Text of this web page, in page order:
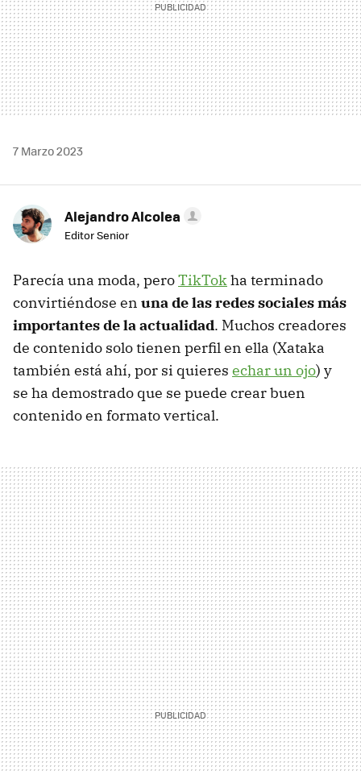
7 Marzo 2023
Alejandro Alcolea
Editor Senior
Parecía una moda, peroTikTokha terminado
convirtiéndose en una de las redes sociales más
importantes de la actualidad. Muchos creadores
de contenido solo tienen perfil en ella (Xataka
también está ahí, por si quieres echar un ojo) y
se ha demostrado que se puede crear buen
contenido en formato vertical.